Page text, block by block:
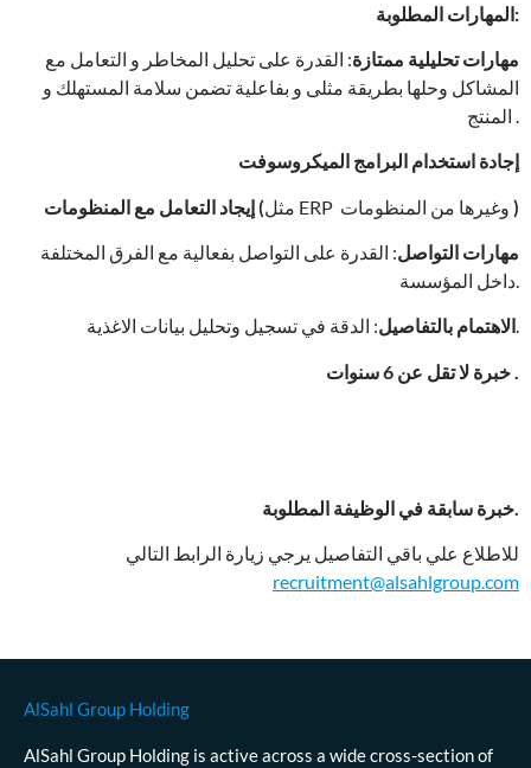
المهارات المطلوبة:
مهارات تحليلية ممتازة: القدرة على تحليل المخاطر و التعامل مع
المشاكل وحلها بطريقة مثلى و بفاعلية تضمن سلامة المستهلك و
المنتج .
إجادة استخدام البرامج الميكروسوفت
إيجاد التعامل مع المنظومات ( )
مهارات التواصل: القدرة على التواصل بفعالية مع الفرق المختلفة
داخل المؤسسة.
الاهتمام بالتفاصيل: الدقة في تسجيل وتحليل بيانات الاغذية.
خبرة لا تقل عن 6 سنوات .
خبرة سابقة في الوظيفة المطلوبة.
للاطلاع علي باقي التفاصيل يرجي زيارة الرابط التالي
recruitment@alsahlgroup.com
AlSahl Group Holding
AlSahl Group Holding is active across a wide cross-section of